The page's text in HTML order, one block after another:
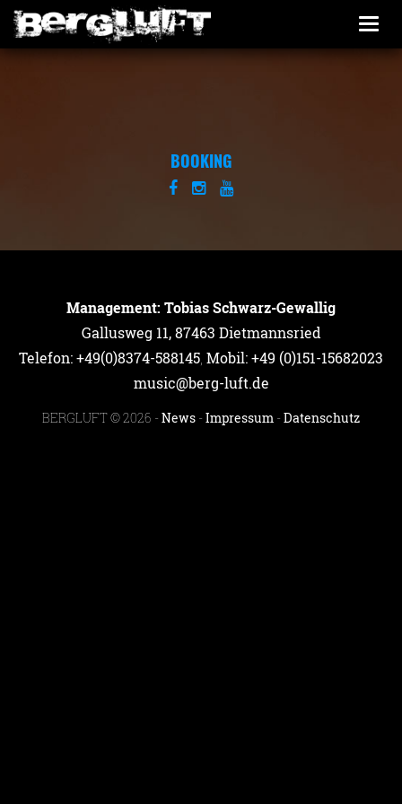
BOOKING
Management: Tobias Schwarz-Gewallig
Gallusweg 11, 87463 Dietmannsried
Telefon: +49(0)8374-588145 Mobil: +49 (0)151-15682023
music@berg-luft.de
BERGLUFT © 2026 -News -Impressum -Datenschutz